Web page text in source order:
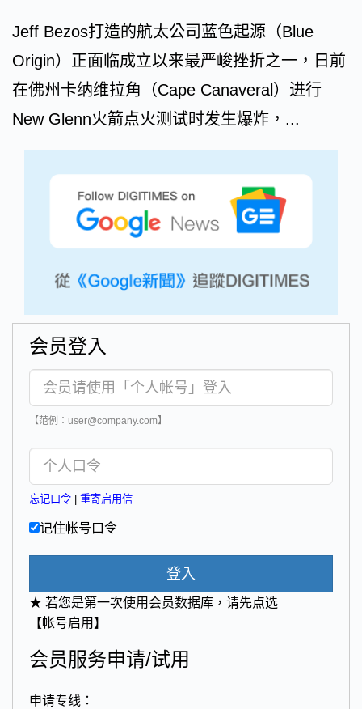
Jeff Bezos打造的航太公司蓝色起源（Blue
Origin）正面临成立以来最严峻挫折之一，日前
在佛州卡纳维拉角（Cape Canaveral）进行
New Glenn火箭点火测试时发生爆炸，...
会员登入
【范例：user@company.com】
忘记口令 重寄启用信
记住帐号口令
登入
★ 若您是第一次使用会员数据库，请先点选
【帐号启用】
会员服务申请/试用
申请专线：